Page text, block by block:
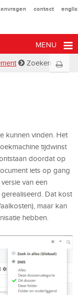
contact
MENU
Zoeken
kunnen vinden. Het
tijdwinst
doordat op
iets op gang
van een
Dat kost
maar kan
hebben.